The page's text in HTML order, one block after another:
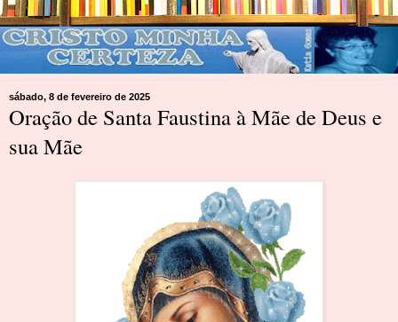
sábado, 8 de fevereiro de 2025
Oração de Santa Faustina à Mãe de Deus e
sua Mãe